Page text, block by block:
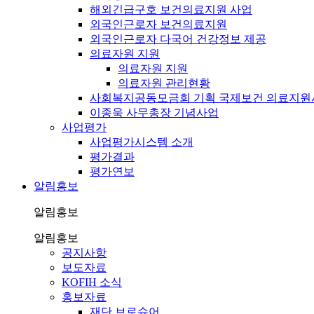
해외긴급구호 보건의료지원 사업
외국인근로자 보건의료지원
외국인근로자 다국어 건강정보 제공
의료자원 지원
의료자원 지원
의료자원 관리현황
사회복지공동모금회 기획 국제보건 의료지원
이종욱 사무총장 기념사업
사업평가
사업평가시스템 소개
평가결과
평가연보
알림홍보
알림홍보
알림홍보
공지사항
보도자료
KOFIH 소식
홍보자료
재단 브로슈어